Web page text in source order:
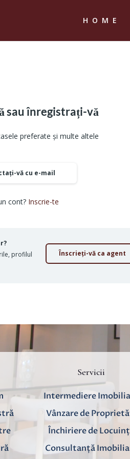
HOME
sau înregistrați-vă
preferate și multe altele
vă cu e-mail
cont? Inscrie-te
profilul
Înscrieți-vă ca agent
Servicii
Intermediere
Vânzare de
Închiriere de
Consultanță